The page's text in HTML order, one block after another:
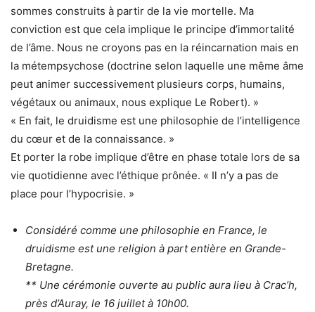
sommes construits à partir de la vie mortelle. Ma
conviction est que cela implique le principe d’immortalité
de l’âme. Nous ne croyons pas en la réincarnation mais en
la métempsychose (doctrine selon laquelle une même âme
peut animer successivement plusieurs corps, humains,
végétaux ou animaux, nous explique Le Robert). »
« En fait, le druidisme est une philosophie de l’intelligence
du cœur et de la connaissance. »
Et porter la robe implique d’être en phase totale lors de sa
vie quotidienne avec l’éthique prônée. « Il n’y a pas de
place pour l’hypocrisie. »
Considéré comme une philosophie en France, le
druidisme est une religion à part entière en Grande-
Bretagne.
** Une cérémonie ouverte au public aura lieu à Crac’h,
près d’Auray, le 16 juillet à 10h00.